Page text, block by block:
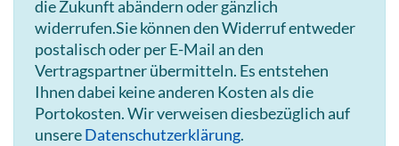
die Zukunft abändern oder gänzlich
widerrufen.Sie können den Widerruf entweder
postalisch oder per E-Mail an den
Vertragspartner übermitteln. Es entstehen
Ihnen dabei keine anderen Kosten als die
Portokosten. Wir verweisen diesbezüglich auf
unsereDatenschutzerklärung.